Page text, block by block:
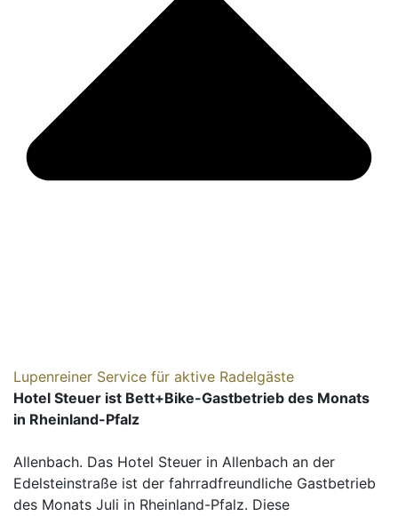
Lupenreiner Service für aktive Radelgäste
Hotel Steuer ist Bett+Bike-Gastbetrieb des Monats
in Rheinland-Pfalz
Allenbach. Das Hotel Steuer in Allenbach an der
Edelsteinstraße ist der fahrradfreundliche Gastbetrieb
des Monats Juli in Rheinland-Pfalz. Diese